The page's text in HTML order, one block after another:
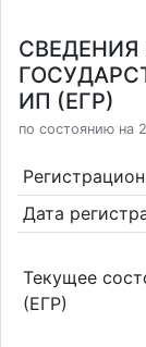
СВЕДЕНИЯ
ИП (ЕГР)
по состоянию на
Дата
Текущее
(ЕГР)